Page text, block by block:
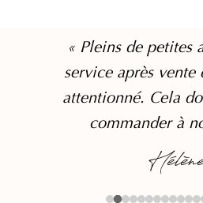
« Pleins de petites
service après
attentionné. Cela
commander à